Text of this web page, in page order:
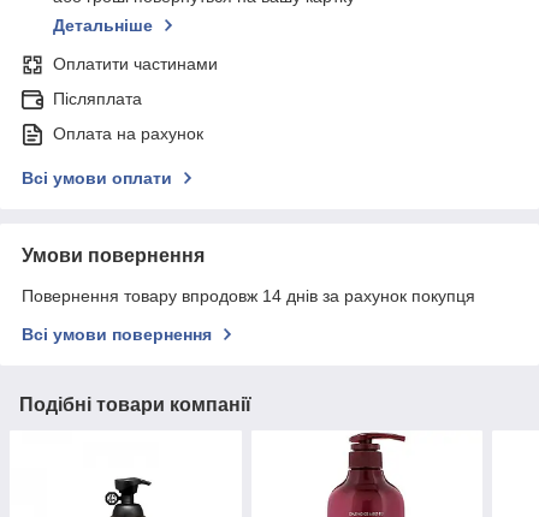
Детальніше
Оплатити частинами
Післяплата
Оплата на рахунок
Всі умови оплати
Умови повернення
Повернення товару впродовж 14 днів за рахунок покупця
Всі умови повернення
Подібні товари компанії